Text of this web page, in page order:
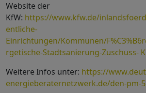
Website der
KfW: https://www.kfw.de/
entliche-
Einrichtungen/Kommunen/
rgetische-Stadtsanierung-Zuschuss-
Weitere Infos unter: https://
energieberaternetzwerk.de/den-pm-